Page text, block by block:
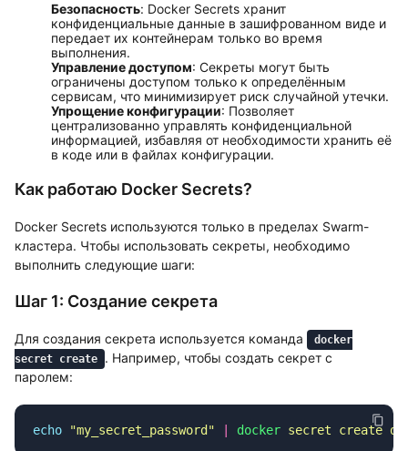
Безопасность: Docker Secrets хранит
конфиденциальные данные в зашифрованном виде и
передает их контейнерам только во время
выполнения.
Управление доступом: Секреты могут быть
ограничены доступом только к определённым
сервисам, что минимизирует риск случайной утечки.
Упрощение конфигурации: Позволяет
централизованно управлять конфиденциальной
информацией, избавляя от необходимости хранить её
в коде или в файлах конфигурации.
Как работаю Docker Secrets?
Docker Secrets используются только в пределах Swarm-
кластера. Чтобы использовать секреты, необходимо
выполнить следующие шаги:
Шаг 1: Создание секрета
Для создания секрета используется команда
docker
secret create
. Например, чтобы создать секрет с
паролем:
echo "my_secret_password " docker secret create